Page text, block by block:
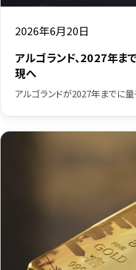
2026年6月20日
アルゴランド、2027年ま
現へ
アルゴランドが2027年までに